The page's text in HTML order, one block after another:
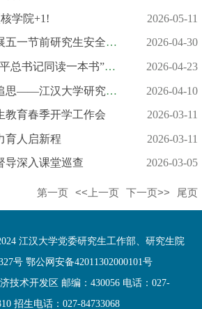
学院+1! 2026-05-11
副校长刘继延带队开展五一节前研究生安全大检查 2026-04-30
江汉大学举办“与习近平总书记同读一本书”读书分享会 2026-04-23
清明忆先烈，春风寄追思——江汉大学研究生骨干赴施洋烈士陵园开展... 2026-04-10
教育春季开学工作会 2026-03-11
育人启新程 2026-03-11
导深入课堂巡查 2026-03-05
第一页 <<上一页 下一页>> 尾页
江汉大学党委研究生工作部、研究生院
号 鄂公网安备42011302000101号
技术开发区 邮编：430056 电话：027-
招生电话：027-84733068